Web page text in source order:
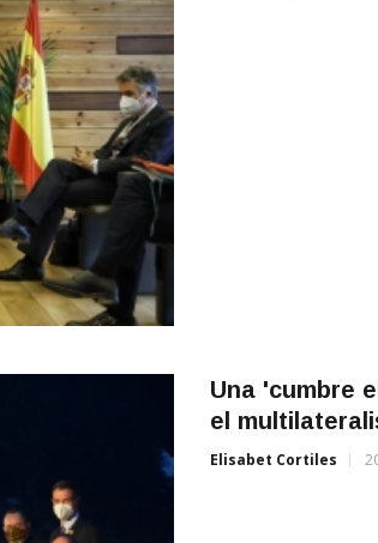
Una 'cumbre
el
Elisabet Cortiles